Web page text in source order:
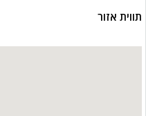
תווית אזור